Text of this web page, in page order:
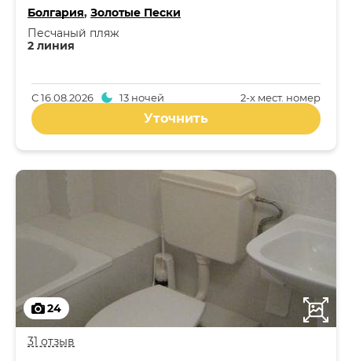
Болгария, Золотые Пески
2 линия
Песчаный пляж
2-x мест. номер
С16.08.2026 13 ночей
Уточнить
24
31 отзыв